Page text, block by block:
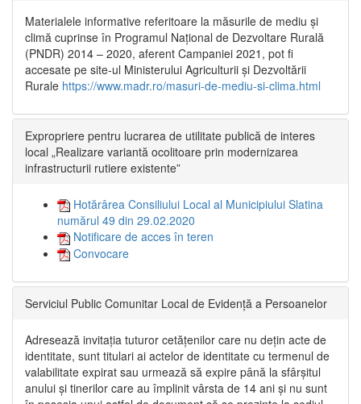
Materialele informative referitoare la măsurile de mediu și
climă cuprinse în Programul Național de Dezvoltare Rurală
(PNDR) 2014 – 2020, aferent Campaniei 2021, pot fi
accesate pe site-ul Ministerului Agriculturii și Dezvoltării
Rurale https://www.madr.ro/masuri-de-mediu-si-clima.html
Expropriere pentru lucrarea de utilitate publică de interes
local „Realizare variantă ocolitoare prin modernizarea
infrastructurii rutiere existente”
Hotărârea Consiliului Local al Municipiului Slatina
numărul 49 din 29.02.2020
Notificare de acces în teren
Convocare
Serviciul Public Comunitar Local de Evidență a Persoanelor
Adresează invitația tuturor cetățenilor care nu dețin acte de
identitate, sunt titulari ai actelor de identitate cu termenul de
valabilitate expirat sau urmează să expire până la sfârșitul
anului și tinerilor care au împlinit vârsta de 14 ani și nu sunt